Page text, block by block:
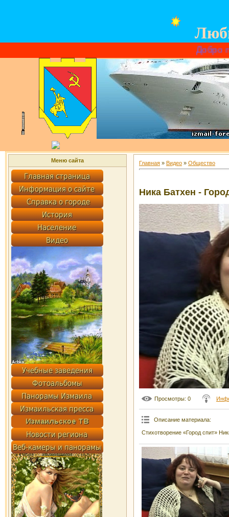
Добро
Меню сайта Главная » Видео » Общество
Ника Батхен -
Просмотры: 0
Описание материала:
Стихотворение «Город спит»